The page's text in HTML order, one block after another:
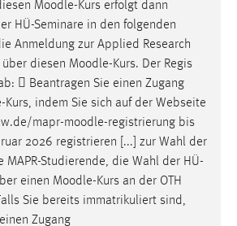
Moodle-Kurs erfolgt dann
HÜ-Seminare in den folgenden
Anmeldung zur Applied Research
über diesen Moodle-Kurs. Der Regis
 Beantragen Sie einen Zugang
-Kurs, indem Sie sich auf der Webseite
mapr-moodle-registrierung bis
2026 registrieren [...] zur Wahl der
MAPR-Studierende, die Wahl der HÜ-
einen Moodle-Kurs an der OTH
Sie bereits immatrikuliert sind,
Zugang